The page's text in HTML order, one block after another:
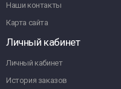
Наши контакты
Карта сайта
Личный кабинет
Личный кабинет
История заказов